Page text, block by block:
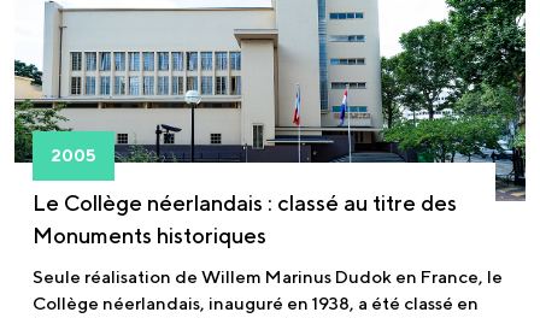
2005
Le Collège néerlandais : classé au titre des
Monuments historiques
Seule réalisation de Willem Marinus Dudok en France, le
Collège néerlandais, inauguré en 1938, a été classé en